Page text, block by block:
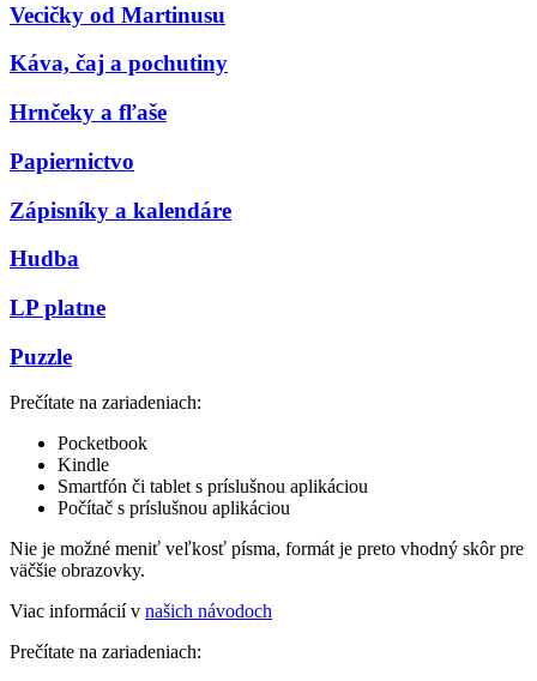
Vecičky od Martinusu
Káva, čaj a pochutiny
Hrnčeky a fľaše
Papiernictvo
Zápisníky a kalendáre
Hudba
LP platne
Puzzle
Prečítate na zariadeniach:
Pocketbook
Kindle
Smartfón či tablet s príslušnou aplikáciou
Počítač s príslušnou aplikáciou
Nie je možné meniť veľkosť písma, formát je preto vhodný skôr pre
väčšie obrazovky.
Viac informácií v našich návodoch
Prečítate na zariadeniach: